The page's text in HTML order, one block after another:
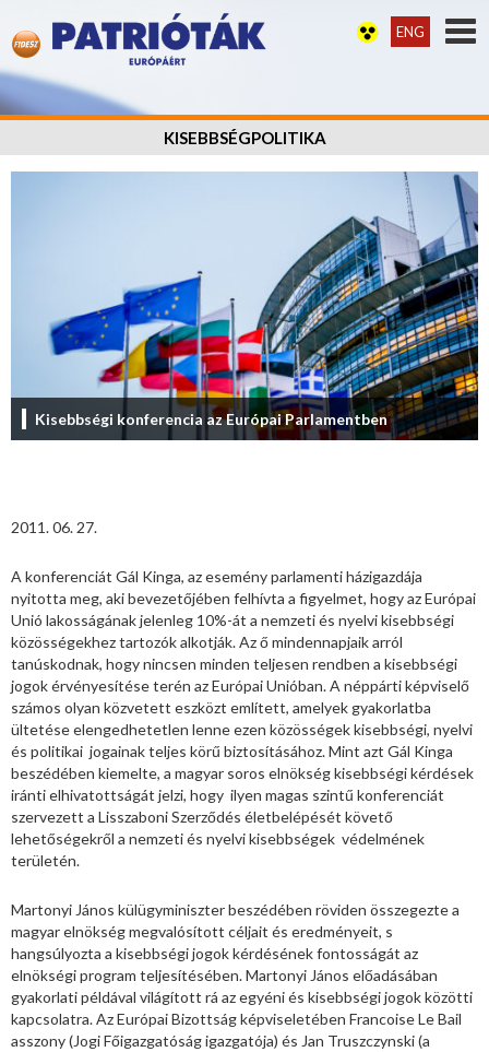
ENG
KISEBBSÉGPOLITIKA
Kisebbségi konferencia az Európai Parlamentben
2011. 06. 27.
A konferenciát Gál Kinga, az esemény parlamenti házigazdája
nyitotta meg, aki bevezetőjében felhívta a figyelmet, hogy az Európai
Unió lakosságának jelenleg 10%-át a nemzeti és nyelvi kisebbségi
közösségekhez tartozók alkotják. Az ő mindennapjaik arról
tanúskodnak, hogy nincsen minden teljesen rendben a kisebbségi
jogok érvényesítése terén az Európai Unióban. A néppárti képviselő
számos olyan közvetett eszközt említett, amelyek gyakorlatba
ültetése elengedhetetlen lenne ezen közösségek kisebbségi, nyelvi
és politikai jogainak teljes körű biztosításához. Mint azt Gál Kinga
beszédében kiemelte, a magyar soros elnökség kisebbségi kérdések
iránti elhivatottságát jelzi, hogy ilyen magas szintű konferenciát
szervezett a Lisszaboni Szerződés életbelépését követő
lehetőségekről a nemzeti és nyelvi kisebbségek védelmének
területén.
Martonyi János külügyminiszter beszédében röviden összegezte a
magyar elnökség megvalósított céljait és eredményeit, s
hangsúlyozta a kisebbségi jogok kérdésének fontosságát az
elnökségi program teljesítésében. Martonyi János előadásában
gyakorlati példával világított rá az egyéni és kisebbségi jogok közötti
kapcsolatra. Az Európai Bizottság képviseletében Francoise Le Bail
asszony (Jogi Főigazgatóság igazgatója) és Jan Truszczynski (a